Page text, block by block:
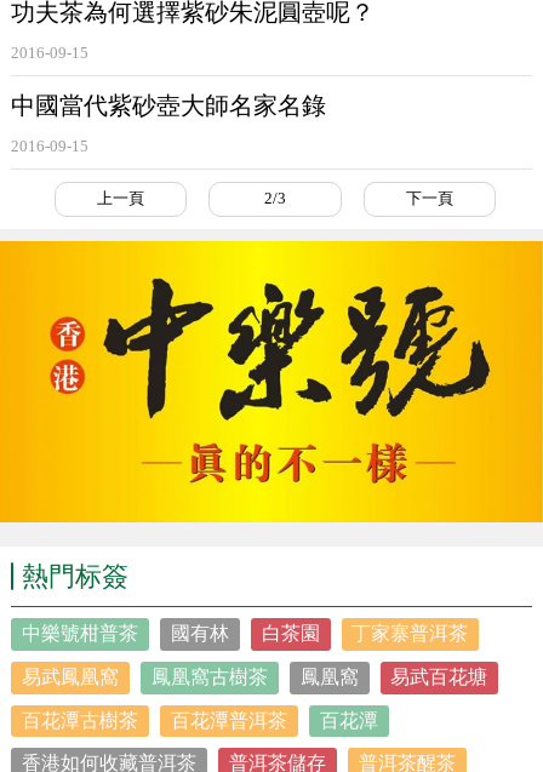
功夫茶為何選擇紫砂朱泥圓壺呢？
2016-09-15
中國當代紫砂壺大師名家名錄
2016-09-15
上一頁 2/3 下一頁
熱門标簽
中樂號柑普茶 國有林 白茶園 丁家寨普洱茶
易武鳳凰窩 鳳凰窩古樹茶 鳳凰窩 易武百花塘
百花潭古樹茶 百花潭普洱茶 百花潭
香港如何收藏普洱茶 普洱茶儲存 普洱茶醒茶